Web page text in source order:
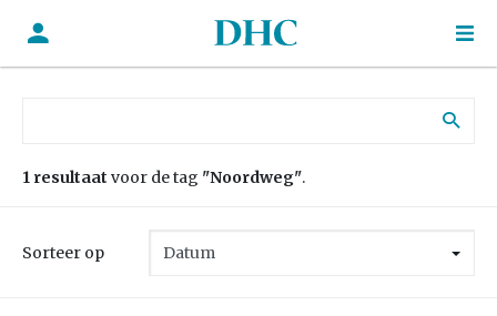
1 resultaat voor de tag "Noordweg".
Sorteer op